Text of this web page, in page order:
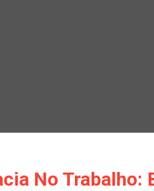
No Trabalho: